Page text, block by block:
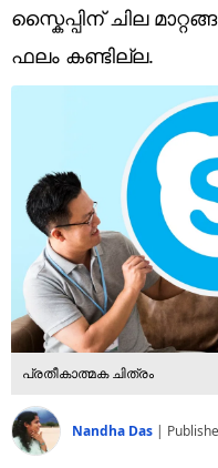
Photo
Short Videos
സ്കൈപ്പിന് ചില
ഫലം കണ്ടില്ല.
പ്രതീകാത്മക ചിത്രം
Nandha Das |